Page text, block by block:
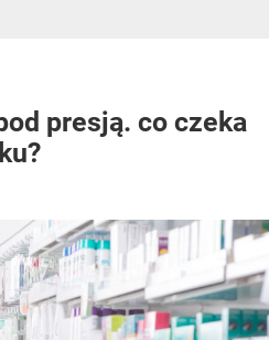
presją. co czeka